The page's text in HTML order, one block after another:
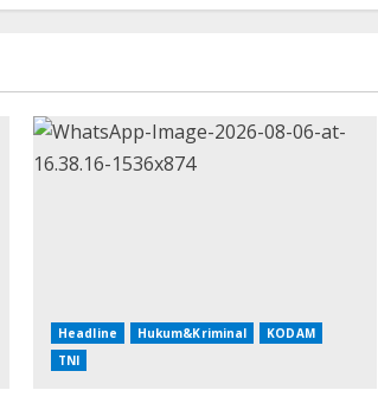
Headline Hukum&Kriminal
KODAM
TNI